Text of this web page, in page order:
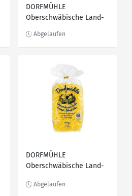
DORFMÜHLE
Oberschwäbische Land-
DORFMÜHLE
Oberschwäbische Land-